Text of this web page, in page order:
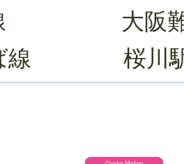
線 大阪難
ば線 桜川駅